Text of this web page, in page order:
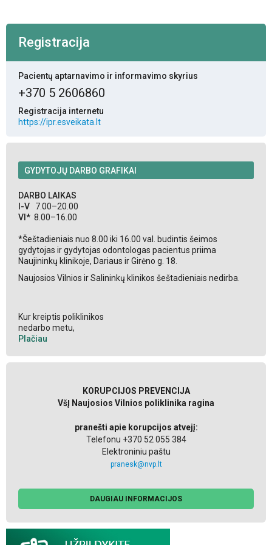
Registracija
Pacientų aptarnavimo ir informavimo skyrius
+370 5 2606860
Registracija internetu
https://ipr.esveikata.lt
GYDYTOJŲ DARBO GRAFIKAI
DARBO LAIKAS
I-V 7.00–20.00
VI* 8.00–16.00
*Šeštadieniais nuo 8.00 iki 16.00 val. budintis šeimos
gydytojas ir gydytojas odontologas pacientus priima
Naujininkų klinikoje, Dariaus ir Girėno g. 18.
Naujosios Vilnios ir Salininkų klinikos šeštadieniais nedirba.
Kur kreiptis poliklinikos
nedarbo metu,
Plačiau
KORUPCIJOS PREVENCIJA
VšĮ Naujosios Vilnios poliklinika ragina
pranešti apie korupcijos atvejį:
Telefonu +370 52 055 384
Elektroniniu paštu
pranesk@nvp.lt
DAUGIAU INFORMACIJOS